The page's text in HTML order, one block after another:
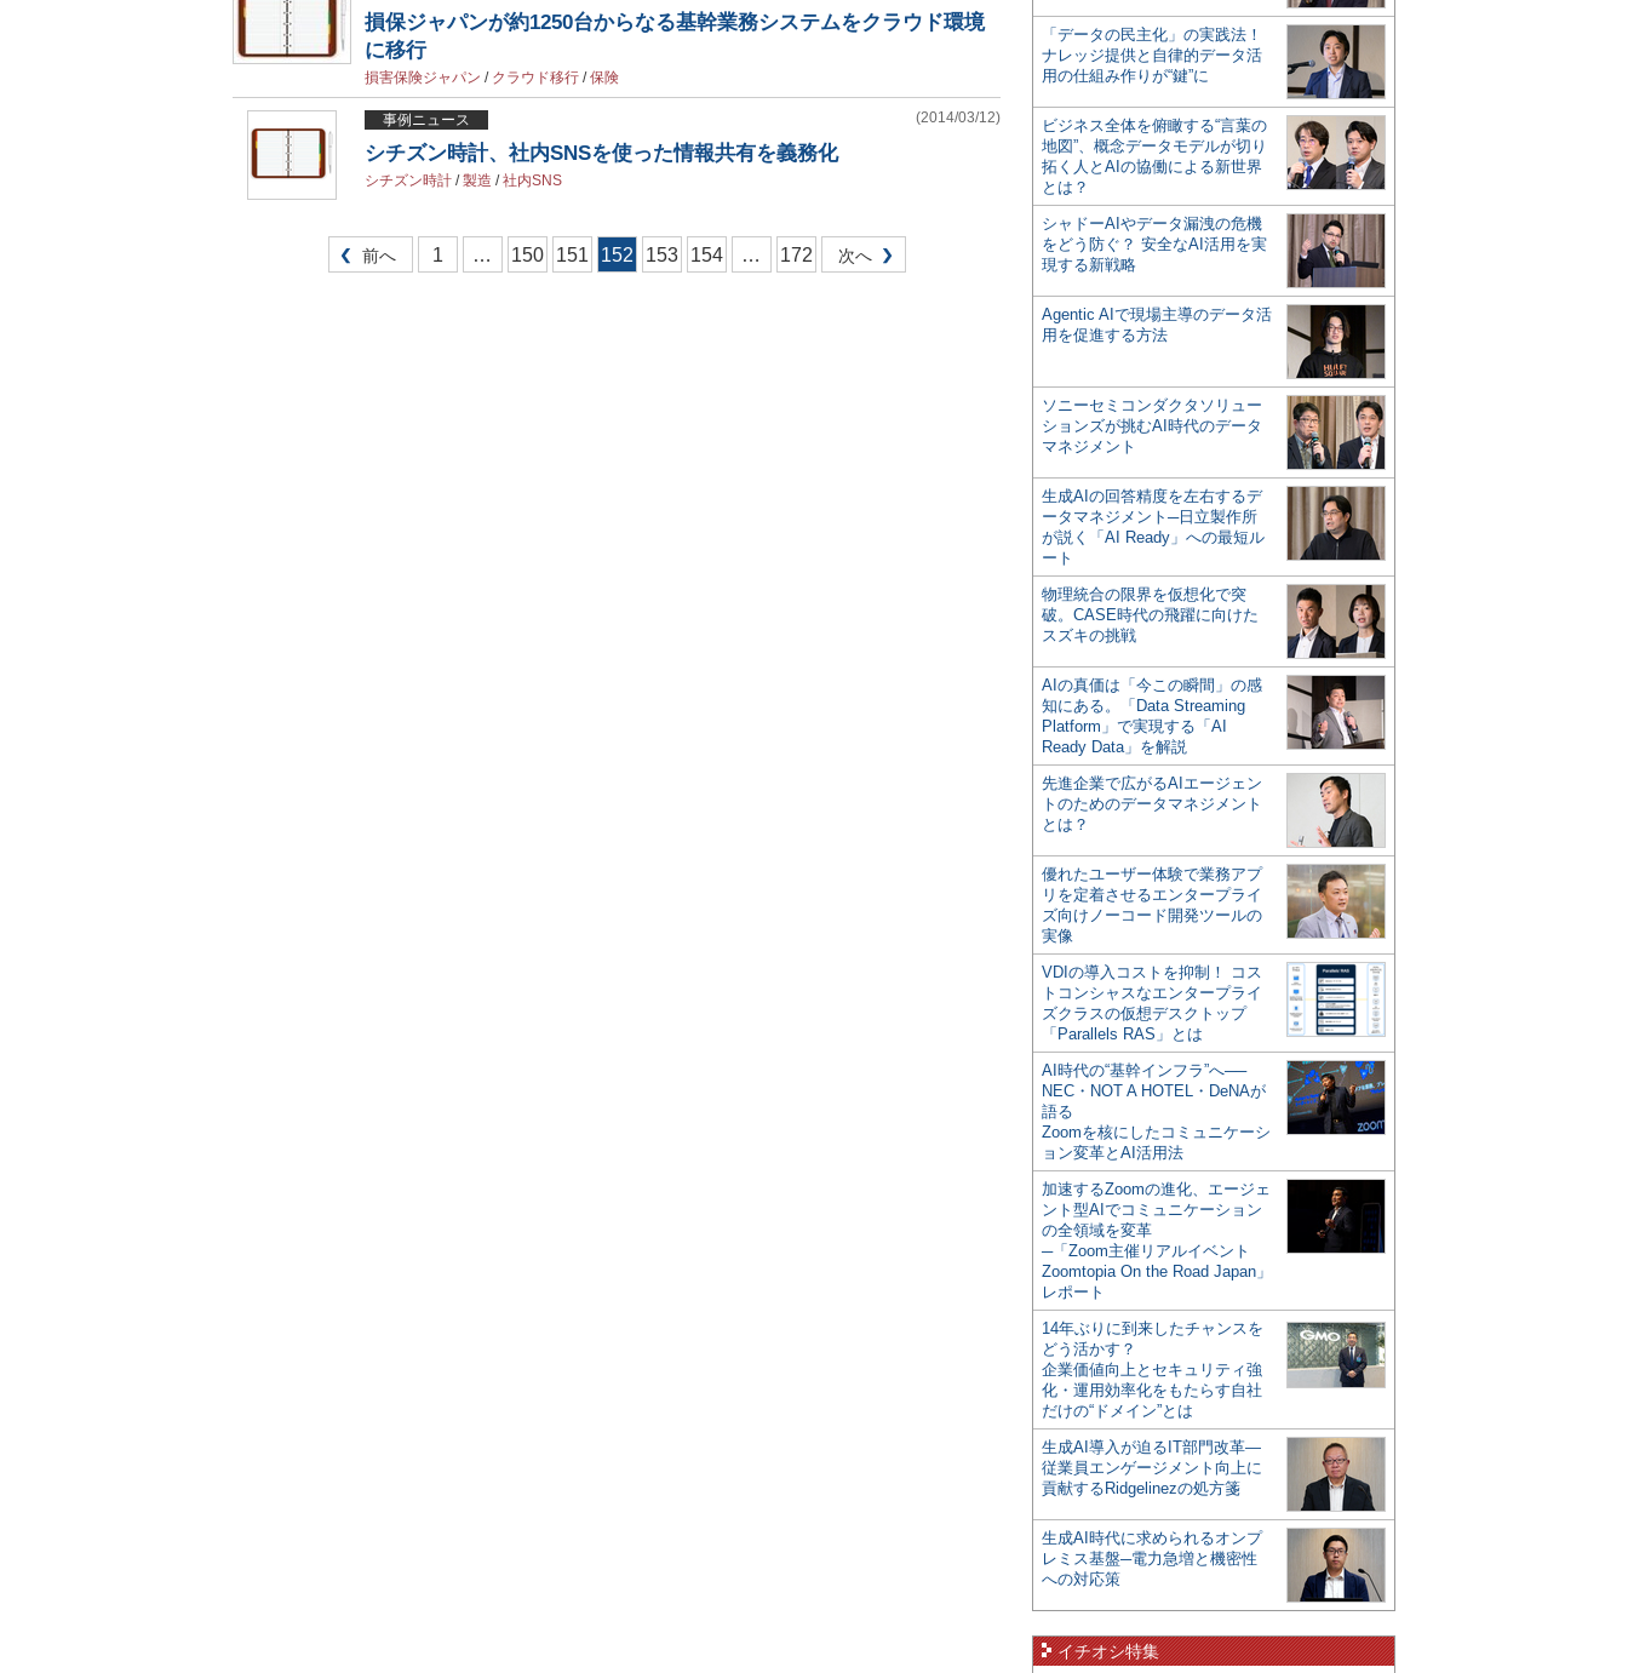
損保ジャパンが約1250台からなる基幹業務システムをクラウド環境
に移行
損害保険ジャパン / クラウド移行 /保険
事例ニュース (2014/03/12)
シチズン時計、社内SNSを使った情報共有を義務化
シチズン時計 /製造 /社内SNS
前へ 1 … 150 151 152 153 154 … 172 次へ
「データの民主化」の実践法！
ナレッジ提供と自律的データ活
用の仕組み作りが“鍵”に
ビジネス全体を俯瞰する“言葉の
地図”、概念データモデルが切り
拓く人とAIの協働による新世界
とは？
シャドーAIやデータ漏洩の危機
をどう防ぐ？ 安全なAI活用を実
現する新戦略
Agentic AIで現場主導のデータ活
用を促進する方法
ソニーセミコンダクタソリュー
ションズが挑むAI時代のデータ
マネジメント
生成AIの回答精度を左右するデ
ータマネジメント─日立製作所
が説く「AI Ready」への最短ル
ート
物理統合の限界を仮想化で突
破。CASE時代の飛躍に向けた
スズキの挑戦
AIの真価は「今この瞬間」の感
知にある。「Data Streaming
Platform」で実現する「AI
Ready Data」を解説
先進企業で広がるAIエージェン
トのためのデータマネジメント
とは？
優れたユーザー体験で業務アプ
リを定着させるエンタープライ
ズ向けノーコード開発ツールの
実像
VDIの導入コストを抑制！ コス
トコンシャスなエンタープライ
ズクラスの仮想デスクトップ
「Parallels RAS」とは
AI時代の“基幹インフラ”へ──
NEC・NOT A HOTEL・DeNAが
語る
Zoomを核にしたコミュニケーシ
ョン変革とAI活用法
加速するZoomの進化、エージェ
ント型AIでコミュニケーション
の全領域を変革
─「Zoom主催リアルイベント
Zoomtopia On the Road Japan」
レポート
14年ぶりに到来したチャンスを
どう活かす？
企業価値向上とセキュリティ強
化・運用効率化をもたらす自社
だけの“ドメイン”とは
生成AI導入が迫るIT部門改革―
従業員エンゲージメント向上に
貢献するRidgelinezの処方箋
生成AI時代に求められるオンプ
レミス基盤─電力急増と機密性
への対応策
イチオシ特集